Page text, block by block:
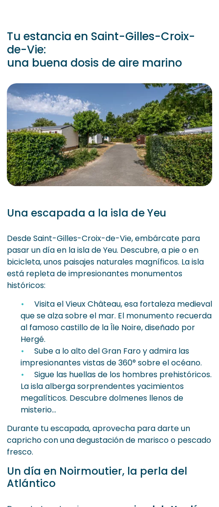
Tu estancia en Saint-Gilles-Croix-
de-Vie:
una buena dosis de aire marino
Una escapada a la isla de Yeu
Desde Saint-Gilles-Croix-de-Vie, embárcate para
pasar un día en la isla de Yeu. Descubre, a pie o en
bicicleta, unos paisajes naturales magníficos. La isla
está repleta de impresionantes monumentos
históricos:
Visita el Vieux Château, esa fortaleza medieval
que se alza sobre el mar. El monumento recuerda
al famoso castillo de la Île Noire, diseñado por
Hergé.
Sube a lo alto del Gran Faro y admira las
impresionantes vistas de 360° sobre el océano.
Sigue las huellas de los hombres prehistóricos.
La isla alberga sorprendentes yacimientos
megalíticos. Descubre dolmenes llenos de
misterio…
Durante tu escapada, aprovecha para darte un
capricho con una degustación de marisco o pescado
fresco.
Un día en Noirmoutier, la perla del
Atlántico